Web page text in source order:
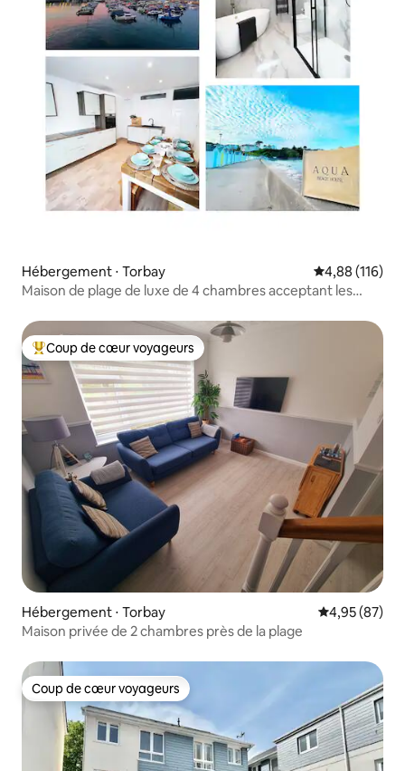
Hébergement ⋅ Torbay Évaluation
4,88 (116)
Maison de plage de luxe de 4 chambres acceptant les
Coups de cœur voyageurs les plus appréciés
Coup de cœur voyageurs
Hébergement ⋅ Torbay Évaluation
4,95 (87)
Maison privée de 2 chambres près de la plage
Coup de cœur voyageurs
Coup de cœur voyageurs